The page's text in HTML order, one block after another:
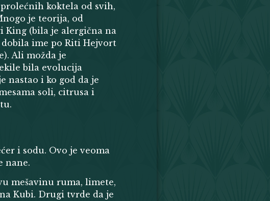
koktela od svih,
je teorija, od
King (bila je alergična na
ime po Riti Hejvort
Ali možda je
bila evolucija
nastao i ko god da je
soli, citrusa i
i sodu. Ovo je veoma
nane.
mešavinu ruma, limete,
Kubi. Drugi tvrde da je